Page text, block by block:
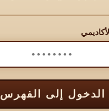
الدخول إلى الفهرس